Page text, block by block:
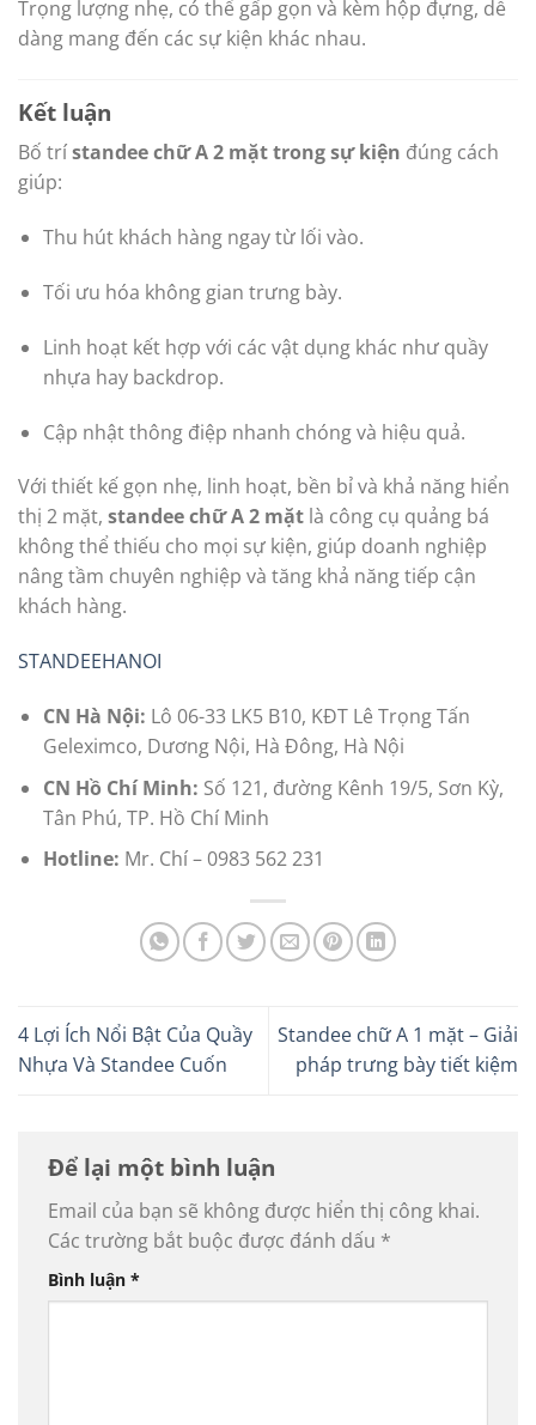
Trọng lượng nhẹ, có thể gấp gọn và kèm hộp đựng, dễ
dàng mang đến các sự kiện khác nhau.
Kết luận
Bố trístandee chữ A 2 mặt trong sự kiện đúng cách
giúp:
Thu hút khách hàng ngay từ lối vào.
Tối ưu hóa không gian trưng bày.
Linh hoạt kết hợp với các vật dụng khác như quầy
nhựa hay backdrop.
Cập nhật thông điệp nhanh chóng và hiệu quả.
Với thiết kế gọn nhẹ, linh hoạt, bền bỉ và khả năng hiển
thị 2 mặt, standee chữ A 2 mặt là công cụ quảng bá
không thể thiếu cho mọi sự kiện, giúp doanh nghiệp
nâng tầm chuyên nghiệp và tăng khả năng tiếp cận
khách hàng.
STANDEEHANOI
CN Hà Nội: Lô 06-33 LK5 B10, KĐT Lê Trọng Tấn
Geleximco, Dương Nội, Hà Đông, Hà Nội
CN Hồ Chí Minh: Số 121, đường Kênh 19/5, Sơn Kỳ,
Tân Phú, TP. Hồ Chí Minh
Hotline: Mr. Chí – 0983 562 231
4 Lợi Ích Nổi Bật Của Quầy
Nhựa Và Standee Cuốn
Standee chữ A 1 mặt – Giải
pháp trưng bày tiết kiệm
Để lại một bình luận
Email của bạn sẽ không được hiển thị công khai.
Các trường bắt buộc được đánh dấu *
Bình luận *